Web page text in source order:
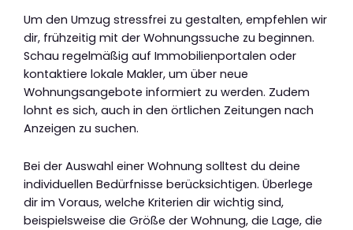
Um den Umzug stressfrei zu gestalten, empfehlen wir
dir, frühzeitig mit der Wohnungssuche zu beginnen.
Schau regelmäßig auf Immobilienportalen oder
kontaktiere lokale Makler, um über neue
Wohnungsangebote informiert zu werden. Zudem
lohnt es sich, auch in den örtlichen Zeitungen nach
Anzeigen zu suchen.
Bei der Auswahl einer Wohnung solltest du deine
individuellen Bedürfnisse berücksichtigen. Überlege
dir im Voraus, welche Kriterien dir wichtig sind,
beispielsweise die Größe der Wohnung, die Lage, die